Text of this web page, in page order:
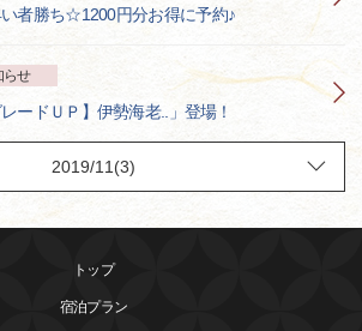
者勝ち☆1200円分お得に予約♪
らせ
ードＵＰ】伊勢海老..」登場！
トップ
宿泊プラン